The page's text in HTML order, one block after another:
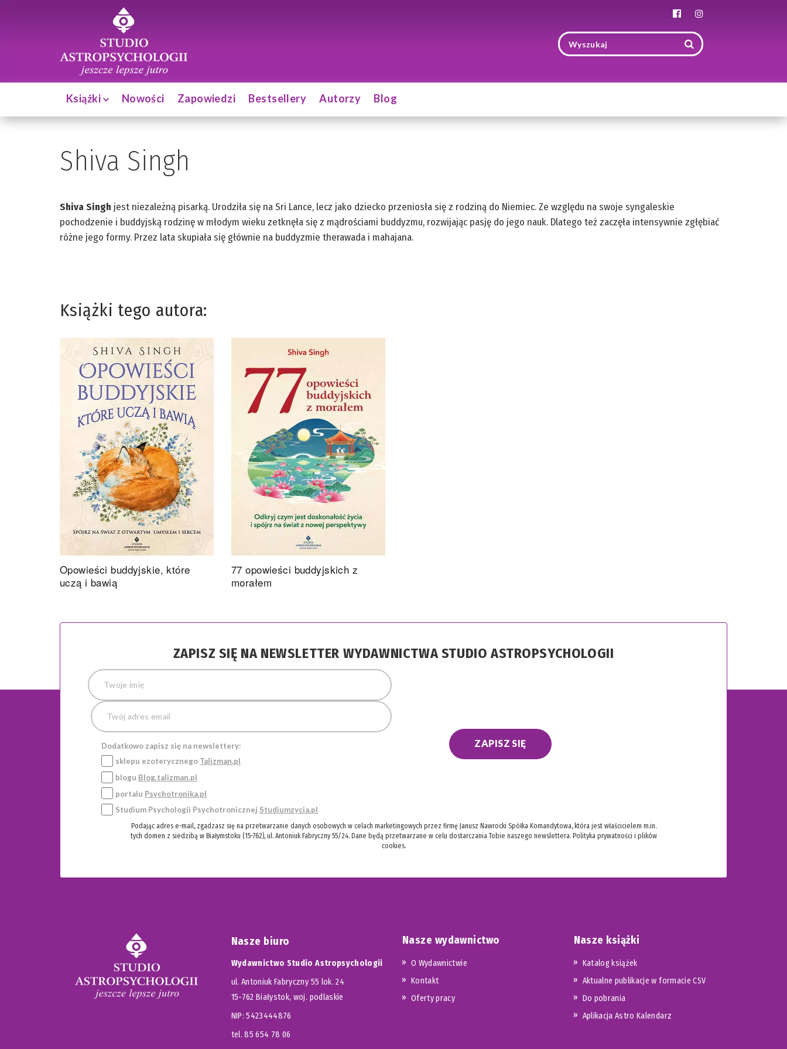
Książki Nowości Zapowiedzi Bestsellery Autorzy Blog
Shiva Singh
Shiva Singh jest niezależną pisarką. Urodziła się na Sri Lance, lecz jako dziecko przeniosła się z rodziną do Niemiec. Ze względu na swoje syngaleskie
pochodzenie i buddyjską rodzinę w młodym wieku zetknęła się z mądrościami buddyzmu, rozwijając pasję do jego nauk. Dlatego też zaczęła intensywnie zgłębiać
różne jego formy. Przez lata skupiała się głównie na buddyzmie therawada i mahajana.
Książki tego autora:
Opowieści buddyjskie, które
uczą i bawią
77 opowieści buddyjskich z
morałem
ZAPISZ SIĘ NA NEWSLETTER WYDAWNICTWA STUDIO ASTROPSYCHOLOGII
Dodatkowo zapisz się na newslettery:
sklepu ezoterycznego Talizman.pl
blogu Blog.talizman.pl
portalu Psychotronika.pl
Studium Psychologii Psychotronicznej Studiumzycia.pl
ZAPISZ SIĘ
Podając adres e-mail, zgadzasz się na przetwarzanie danych osobowych w celach marketingowych przez firmę Janusz Nawrocki Spółka Komandytowa, która jest właścicielem m.in.
tych domen z siedzibą w Białymstoku (15-762), ul. Antoniuk Fabryczny 55/24. Dane będą przetwarzane w celu dostarczania Tobie naszego newslettera. Polityka prywatności i plików
cookies.
Nasze biuro
Wydawnictwo Studio Astropsychologii
ul. Antoniuk Fabryczny 55 lok. 24
15-762 Białystok, woj. podlaskie
NIP: 5423444876
tel. 85 654 78 06
Nasze wydawnictwo
O Wydawnictwie
Kontakt
Oferty pracy
Nasze książki
Katalog książek
Aktualne publikacje w formacie CSV
Do pobrania
Aplikacja Astro Kalendarz